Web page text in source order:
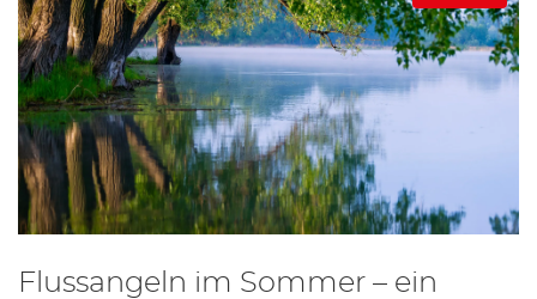
Flussangeln im Sommer – ein